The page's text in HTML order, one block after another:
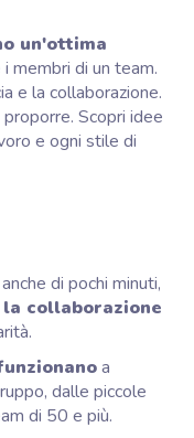
un'ottima
membri di un team.
e la collaborazione.
Scopri idee
e ogni stile di
anche di pochi minuti,
collaborazione
a
dalle piccole
di 50 e più.